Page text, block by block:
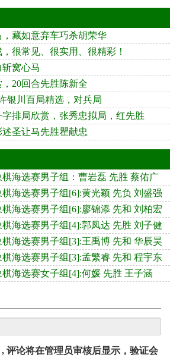
藏如意弃车巧杀胡荣华
很常见、很实用、很精彩！
窝心马
20回合先胜陈新全
银川百局精选，对兵局
排局欣赏，张秀忠拟局，红先胜
圣让马先胜瞿献忠
海选赛男子组：曹岩磊 先胜 蔡佑广
海选赛男子组[6]:黄光颖 先负 刘盛强
海选赛男子组[6]:廖锦添 先和 刘柏宏
海选赛男子组[4]:郭凤达 先胜 刘子健
海选赛男子组[3]:王禹博 先和 华辰昊
海选赛男子组[3]:孟繁睿 先和 程宇东
海选赛女子组[4]:何媛 先胜 王子涵
评论将在管理员审核后显示，验证会